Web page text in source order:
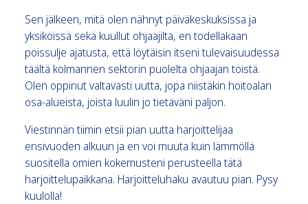
Sen jälkeen, mitä olen nähnyt päiväkeskuksissa ja
yksiköissä sekä kuullut ohjaajilta, en todellakaan
poissulje ajatusta, että löytäisin itseni tulevaisuudessa
täältä kolmannen sektorin puolelta ohjaajan töistä.
Olen oppinut valtavasti uutta, jopa niistäkin hoitoalan
osa-alueista, joista luulin jo tietäväni paljon.
Viestinnän tiimin etsii pian uutta harjoittelijaa
ensivuoden alkuun ja en voi muuta kuin lämmöllä
suositella omien kokemusteni perusteella tätä
harjoittelupaikkana. Harjoitteluhaku avautuu pian. Pysy
kuulolla!